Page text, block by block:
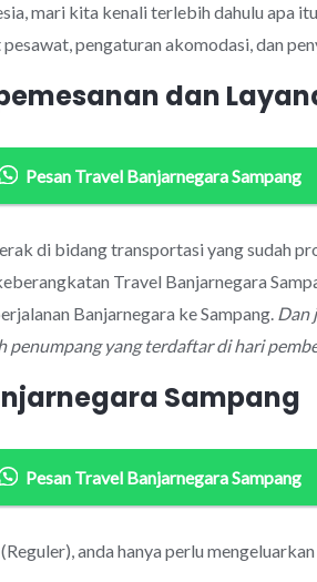
mari kita kenali terlebih dahulu apa
pengaturan akomodasi, dan
dan
Pesan Travel Banjarnegara Sampang
di bidang transportasi yang sudah
Travel Banjarnegara
Banjarnegara ke Sampang. Dan
penumpang yang terdaftar di hari
Sampang
Pesan Travel Banjarnegara Sampang
anda hanya perlu